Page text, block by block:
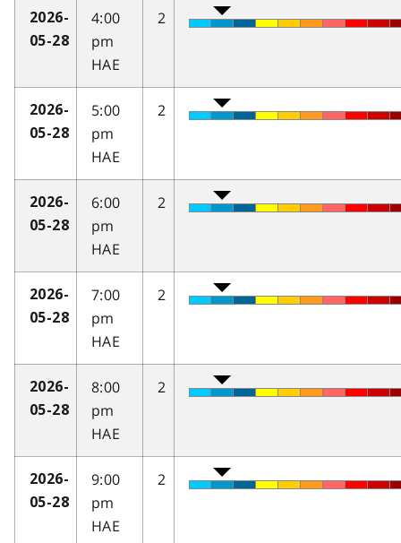
2026-
05-28
4:00
pm
HAE
2
2026-
05-28
5:00
pm
HAE
2
2026-
05-28
6:00
pm
HAE
2
2026-
05-28
7:00
pm
HAE
2
2026-
05-28
8:00
pm
HAE
2
2026-
05-28
9:00
pm
HAE
2